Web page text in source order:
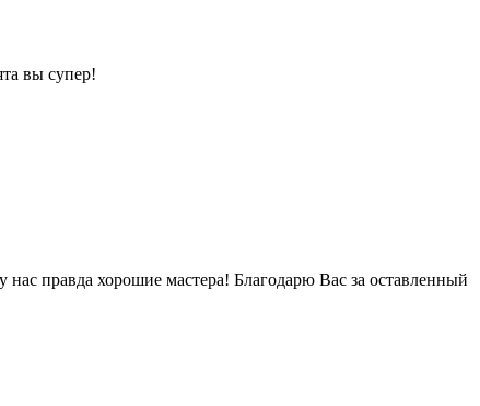
вы супер!
правда хорошие мастера! Благодарю Вас за оставленный